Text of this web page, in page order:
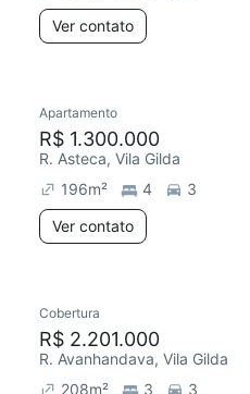
Ver contato
Apartamento
R$ 1.300.000
R. Asteca, Vila Gilda
196m² 4
3
Ver contato
Cobertura
R$ 2.201.000
R. Avanhandava, Vila Gilda
208m² 3 3